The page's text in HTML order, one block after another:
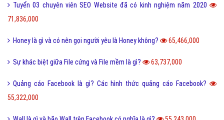
Tuyển 03 chuyên viên SEO Website đã có kinh nghiệm năm 2020
71,836,000
Honey là gì và có nên gọi người yêu là Honey không? 65,466,000
Sự khác biệt giữa File cứng và File mềm là gì? 63,737,000
Quảng cáo Facebook là gì? Các hình thức quảng cáo Facebook?
55,322,000